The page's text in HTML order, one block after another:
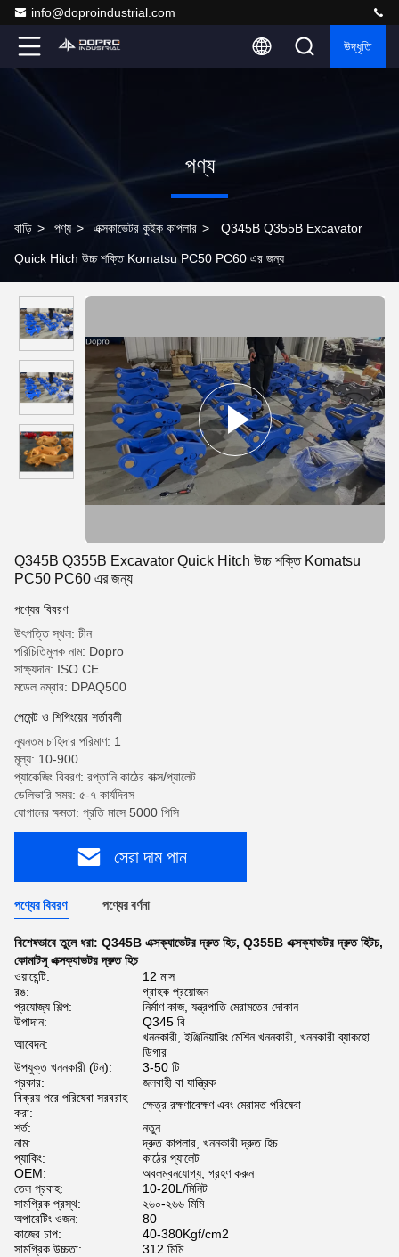
info@doproindustrial.com
উদ্ধৃতি
পণ্য
বাড়ি > পণ্য > এক্সকাভেটর কুইক কাপলার > Q345B Q355B Excavator
Quick Hitch উচ্চ শক্তি Komatsu PC50 PC60 এর জন্য
Q345B Q355B Excavator Quick Hitch উচ্চ শক্তি Komatsu
PC50 PC60 এর জন্য
পণ্যের বিবরণ
উৎপত্তি স্থল: চীন
পরিচিতিমুলক নাম: Dopro
সাক্ষ্যদান: ISO CE
মডেল নম্বার: DPAQ500
পেমেন্ট ও শিপিংয়ের শর্তাবলী
ন্যূনতম চাহিদার পরিমাণ: 1
মূল্য: 10-900
প্যাকেজিং বিবরণ: রপ্তানি কাঠের বাক্স/প্যালেট
ডেলিভারি সময়: ৫-৭ কার্যদিবস
যোগানের ক্ষমতা: প্রতি মাসে 5000 পিসি
সেরা দাম পান
পণ্যের বিবরণ পণ্যের বর্ণনা
বিশেষভাবে তুলে ধরা: Q345B এক্সক্যাভেটর দ্রুত হিচ, Q355B এক্সক্যাভটর দ্রুত হিটচ,
কোমাটসু এক্সক্যাভটর দ্রুত হিচ
ওয়ারেন্টি:
12 মাস
রঙ:
গ্রাহক প্রয়োজন
প্রযোজ্য শিল্প:
নির্মাণ কাজ, যন্ত্রপাতি মেরামতের দোকান
উপাদান:
Q345 বি
আবেদন:
খননকারী, ইঞ্জিনিয়ারিং মেশিন খননকারী, খননকারী ব্যাকহো
ডিগার
উপযুক্ত খননকারী (টন):
3-50 টি
প্রকার:
জলবাহী বা যান্ত্রিক
বিক্রয় পরে পরিষেবা সরবরাহ
করা:
ক্ষেত্র রক্ষণাবেক্ষণ এবং মেরামত পরিষেবা
শর্ত:
নতুন
নাম:
দ্রুত কাপলার, খননকারী দ্রুত হিচ
প্যাকিং:
কাঠের প্যালেট
OEM:
অবলম্বনযোগ্য, গ্রহণ করুন
তেল প্রবাহ:
10-20L/মিনিট
সামগ্রিক প্রস্থ:
২৬০-২৬৬ মিমি
অপারেটিং ওজন:
80
কাজের চাপ:
40-380Kgf/cm2
সামগ্রিক উচ্চতা:
312 মিমি